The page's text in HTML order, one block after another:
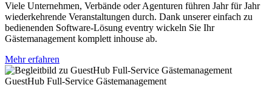
Viele Unternehmen, Verbände oder Agenturen führen Jahr für Jahr
wiederkehrende Veranstaltungen durch. Dank unserer einfach zu
bedienenden Software-Lösung eventry wickeln Sie Ihr
Gästemanagement komplett inhouse ab.
Mehr erfahren
GuestHub Full-Service Gästemanagement